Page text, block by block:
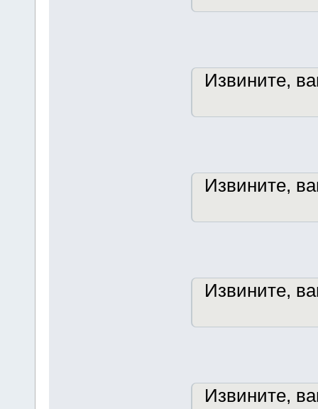
Извините,
Извините,
Извините,
Извините,